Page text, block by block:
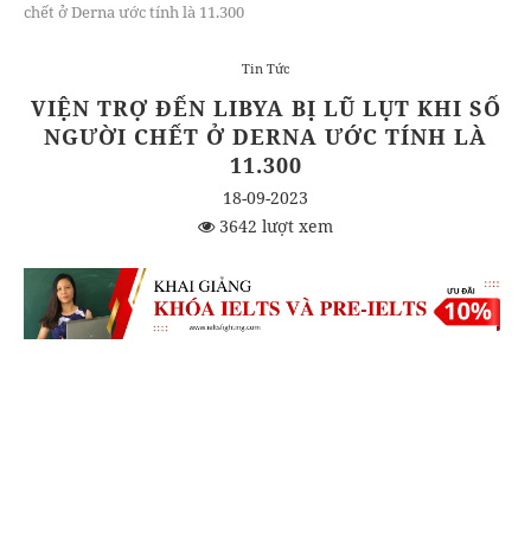
chết ở Derna ước tính là 11.300
Tin Tức
VIỆN TRỢ ĐẾN LIBYA BỊ LŨ LỤT KHI SỐ
NGƯỜI CHẾT Ở DERNA ƯỚC TÍNH LÀ
11.300
18-09-2023
3642 lượt xem